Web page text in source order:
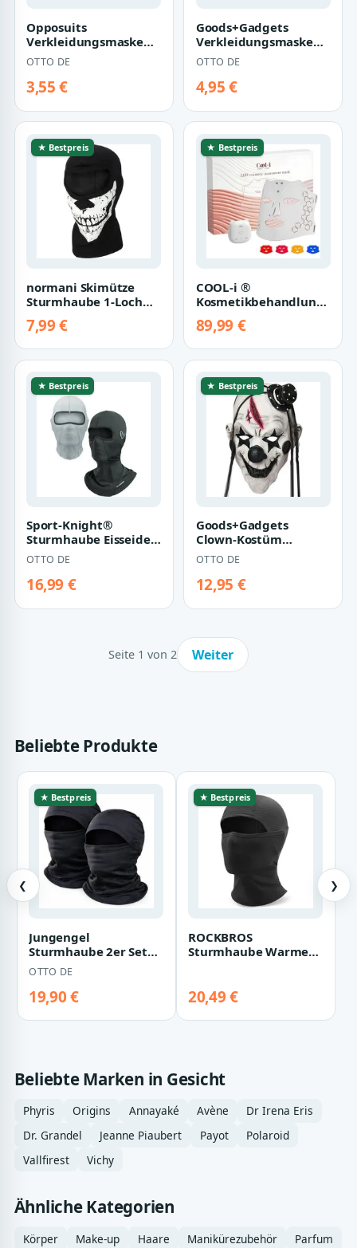
Opposuits
Verkleidungsmaske
Black Knight
Stoffmaske, In your
face, Cor…
OTTO DE
3,55 €
Goods+Gadgets
Verkleidungsmaske
GOODS+GADGETS
Venezianische
Faschings…
OTTO DE
4,95 €
★ Bestpreis
normani Skimütze
Sturmhaube 1-Loch
Totenkopfmotiv Ge…
7,99 €
★ Bestpreis
COOL-i ®
Gesichtsmaske –
89,99 €
★ Bestpreis
Sport-Knight®
Sturmhaube Eisseide
Gesichtsmaske Unisex
– kühlend, atmu…
OTTO DE
16,99 €
★ Bestpreis
Goods+Gadgets
Clown-Kostüm
Realistische Horror
Clown Maske – Perfekt
f…
OTTO DE
12,95 €
Seite 1 von 2 Weiter
Beliebte Produkte
❮
★ Bestpreis
Jungengel
Sturmhaube 2er Set
Balaclava Motorrad
Ski Maske
Gesichtsmask…
OTTO DE
19,90 €
★ Bestpreis
ROCKBROS
Sturmhaube Warme
Sturmmaske
Damen/He…
20,49 €
❯
Beliebte Marken in Gesicht
Phyris Origins Annayaké Avène
Dr Irena Eris
Dr. Grandel
Jeanne Piaubert Payot
Polaroid
Vallfirest
Vichy
Ähnliche Kategorien
Körper Make-up Haare Manikürezubehör Parfum